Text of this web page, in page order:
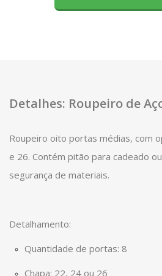
Detalhes: Roupeiro de
Roupeiro oito portas médias, com
e 26. Contém pitão para cadeado
segurança de materiais.
Detalhamento:
Quantidade de portas: 8
Chapa: 22, 24 ou 26